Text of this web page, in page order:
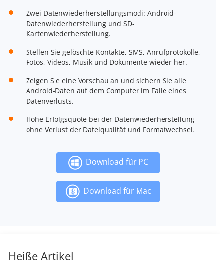
Zwei Datenwiederherstellungsmodi: Android-
Datenwiederherstellung und SD-
Kartenwiederherstellung.
Stellen Sie gelöschte Kontakte, SMS, Anrufprotokolle,
Fotos, Videos, Musik und Dokumente wieder her.
Zeigen Sie eine Vorschau an und sichern Sie alle
Android-Daten auf dem Computer im Falle eines
Datenverlusts.
Hohe Erfolgsquote bei der Datenwiederherstellung
ohne Verlust der Dateiqualität und Formatwechsel.
Download für PC
Download für Mac
Heiße Artikel